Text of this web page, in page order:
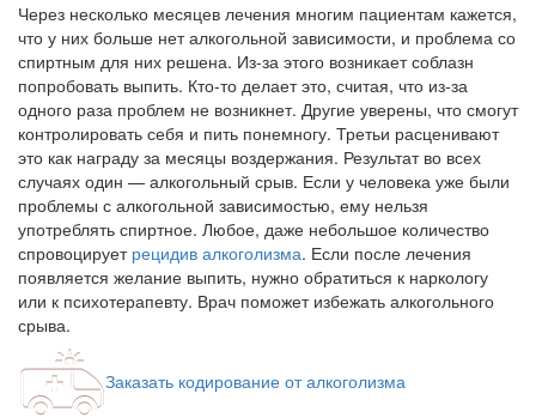
Через несколько месяцев лечения многим пациентам кажется,
что у них больше нет алкогольной зависимости, и проблема со
спиртным для них решена. Из-за этого возникает соблазн
попробовать выпить. Кто-то делает это, считая, что из-за
одного раза проблем не возникнет. Другие уверены, что смогут
контролировать себя и пить понемногу. Третьи расценивают
это как награду за месяцы воздержания. Результат во всех
случаях один — алкогольный срыв. Если у человека уже были
проблемы с алкогольной зависимостью, ему нельзя
употреблять спиртное. Любое, даже небольшое количество
спровоцирует рецидив алкоголизма. Если после лечения
появляется желание выпить, нужно обратиться к наркологу
или к психотерапевту. Врач поможет избежать алкогольного
срыва.
Заказать кодирование от алкоголизма